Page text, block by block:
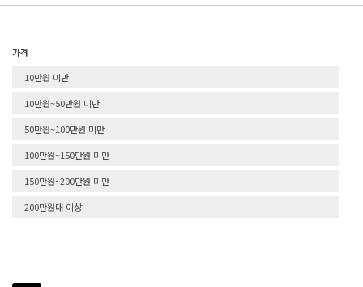
가격
10만원 미만
10만원~50만원 미만
50만원~100만원 미만
100만원~150만원 미만
150만원~200만원 미만
200만원대 이상